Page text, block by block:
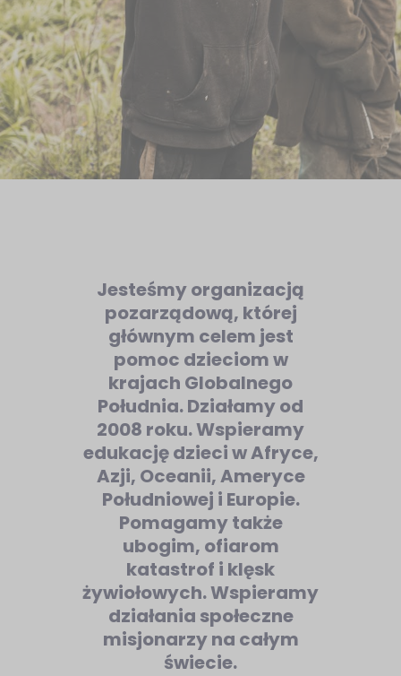
Jesteśmy organizacją
pozarządową, której
głównym celem jest
pomoc dzieciom w
krajach Globalnego
Południa. Działamy od
2008 roku. Wspieramy
edukację dzieci w Afryce,
Azji, Oceanii, Ameryce
Południowej i Europie.
Pomagamy także
ubogim, ofiarom
katastrof i klęsk
żywiołowych. Wspieramy
działania społeczne
misjonarzy na całym
świecie.